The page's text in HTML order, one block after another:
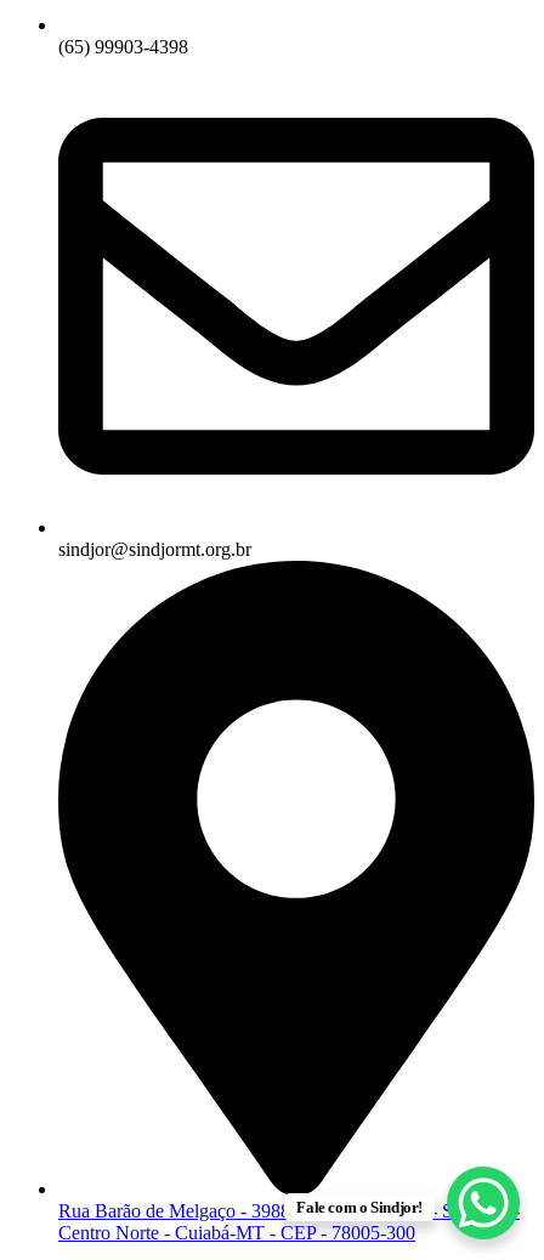
(65) 99903-4398
sindjor@sindjormt.org.br
Rua Barão de Melgaço - 3988 - Edifício Leblon - Sala 107 -
Centro Norte - Cuiabá-MT - CEP - 78005-300
Fale com o Sindjor!